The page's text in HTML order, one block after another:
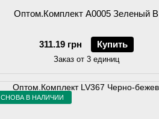
Оптом.Комплект A0005 Зеленый B
311.19 грн Купить
Заказ от 3 единиц
СНОВА В НАЛИЧИИ